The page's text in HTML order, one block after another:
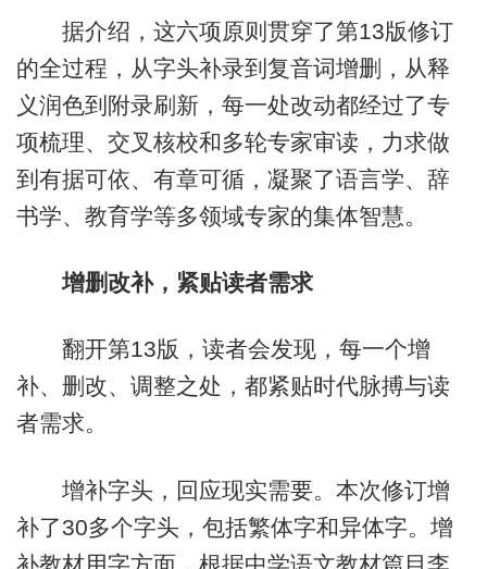
据介绍，这六项原则贯穿了第13版修订
的全过程，从字头补录到复音词增删，从释
义润色到附录刷新，每一处改动都经过了专
项梳理、交叉核校和多轮专家审读，力求做
到有据可依、有章可循，凝聚了语言学、辞
书学、教育学等多领域专家的集体智慧。
增删改补，紧贴读者需求
翻开第13版，读者会发现，每一个增
补、删改、调整之处，都紧贴时代脉搏与读
者需求。
增补字头，回应现实需要。本次修订增
补了30多个字头，包括繁体字和异体字。增
补教材用字方面，根据中学语文教材篇目李